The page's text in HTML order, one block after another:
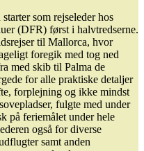
som rejseleder hos
(DFR) først i halvtredserne.
til Mallorca, hvor
foregik med tog ned
med skib til Palma de
for alle praktiske detaljer
forplejning og ikke mindst
fulgte med under
på feriemålet under hele
også for diverse
samt anden